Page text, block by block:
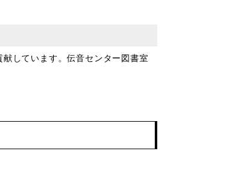
しています。伝音センター図書室